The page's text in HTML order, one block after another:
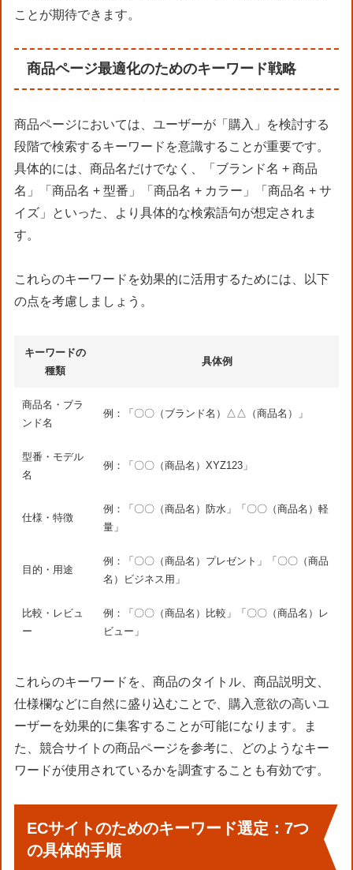
ことが期待できます。
商品ページ最適化のためのキーワード戦略
商品ページにおいては、ユーザーが「購入」を検討する
段階で検索するキーワードを意識することが重要です。
具体的には、商品名だけでなく、「ブランド名 + 商品
名」「商品名 + 型番」「商品名 + カラー」「商品名 + サ
イズ」といった、より具体的な検索語句が想定されま
す。
これらのキーワードを効果的に活用するためには、以下
の点を考慮しましょう。
キーワードの
種類
具体例
商品名・ブラ
ンド名
例：「〇〇（ブランド名）△△（商品名）」
型番・モデル
名
例：「〇〇（商品名）XYZ123」
仕様・特徴
例：「〇〇（商品名）防水」「〇〇（商品名）軽
量」
目的・用途
例：「〇〇（商品名）プレゼント」「〇〇（商品
名）ビジネス用」
比較・レビュ
ー
例：「〇〇（商品名）比較」「〇〇（商品名）レ
ビュー」
これらのキーワードを、商品のタイトル、商品説明文、
仕様欄などに自然に盛り込むことで、購入意欲の高いユ
ーザーを効果的に集客することが可能になります。ま
た、競合サイトの商品ページを参考に、どのようなキー
ワードが使用されているかを調査することも有効です。
ECサイトのためのキーワード選定：7つ
の具体的手順